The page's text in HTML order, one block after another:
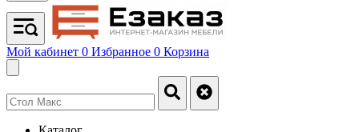
Мой кабинет 0 Избранное 0 Корзина